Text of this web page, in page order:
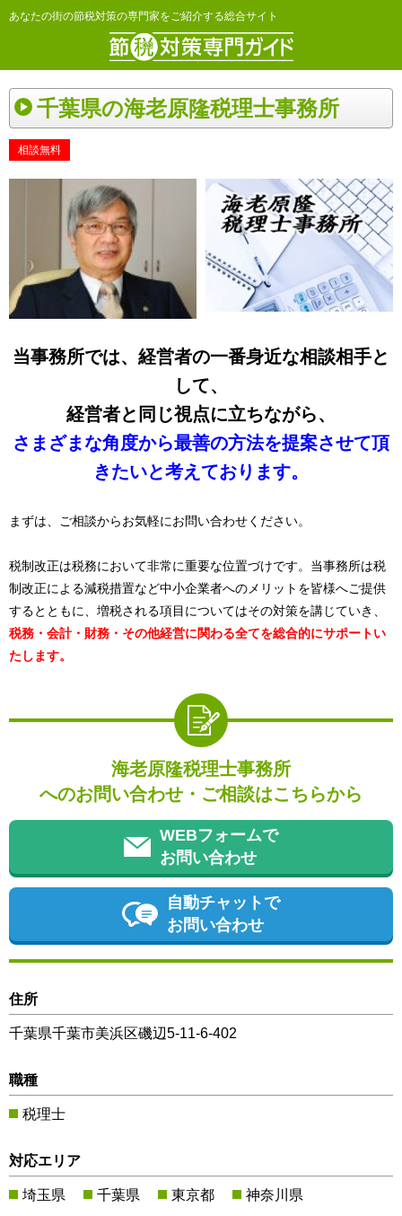
あなたの街の節税対策の専門家をご紹介する総合サイト
千葉県の海老原隆税理士事務所
相談無料
当事務所では、経営者の一番身近な相談相手と
して、
経営者と同じ視点に立ちながら、
さまざまな角度から最善の方法を提案させて頂
きたいと考えております。
まずは、ご相談からお気軽にお問い合わせください。
税制改正は税務において非常に重要な位置づけです。当事務所は税
制改正による減税措置など中小企業者へのメリットを皆様へご提供
するとともに、増税される項目についてはその対策を講じていき、
税務・会計・財務・その他経営に関わる全てを総合的にサポートい
たします。
海老原隆税理士事務所
へのお問い合わせ・ご相談はこちらから
WEBフォームで
お問い合わせ
自動チャットで
お問い合わせ
住所
千葉県千葉市美浜区磯辺5-11-6-402
職種
税理士
対応エリア
埼玉県 千葉県 東京都 神奈川県